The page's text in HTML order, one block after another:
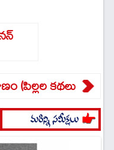
(పిల్లల కథలు